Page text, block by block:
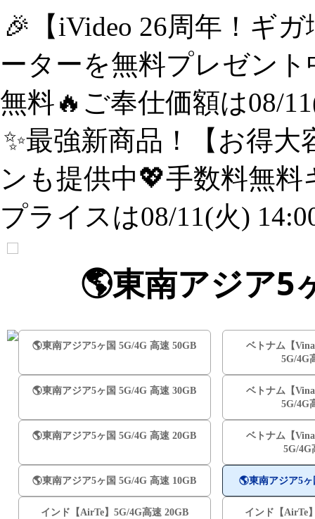
🎉【iVideo 26周年！ギ
ーターを無料プレゼン
無料🔥ご奉仕価額は08/
✨️最強新商品！【お得
ンも提供中💖手数料無
プライスは08/11(火)
🌎️東南アジア5
🌎️東南アジア5ヶ国 5G/4G 高速 50GB
ベトナム【
5G/4G
🌎️東南アジア5ヶ国 5G/4G 高速 30GB
ベトナム【
5G/4G
🌎️東南アジア5ヶ国 5G/4G 高速 20GB
ベトナム【
5G/4G
🌎️東南アジア5ヶ国 5G/4G 高速 10GB 🌎️東南アジア5
インド【AirTe】5G/4G高速 20GB インド【AirTe